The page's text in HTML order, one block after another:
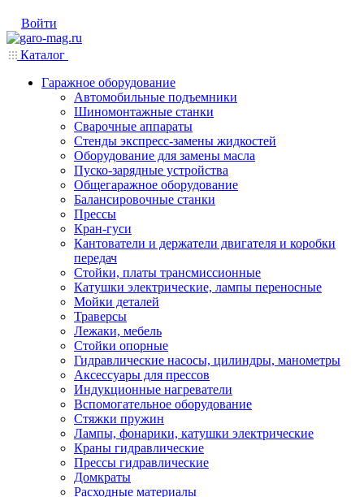
Войти
Каталог
Гаражное оборудование
Автомобильные подъемники
Шиномонтажные станки
Сварочные аппараты
Стенды экспресс-замены жидкостей
Оборудование для замены масла
Пуско-зарядные устройства
Общегаражное оборудование
Балансировочные станки
Прессы
Кран-гуси
Кантователи и держатели двигателя и коробки
передач
Стойки, платы трансмиссионные
Катушки электрические, лампы переносные
Мойки деталей
Траверсы
Лежаки, мебель
Стойки опорные
Гидравлические насосы, цилиндры, манометры
Аксессуары для прессов
Индукционные нагреватели
Вспомогательное оборудование
Стяжки пружин
Лампы, фонарики, катушки электрические
Краны гидравлические
Прессы гидравлические
Домкраты
Расходные материалы